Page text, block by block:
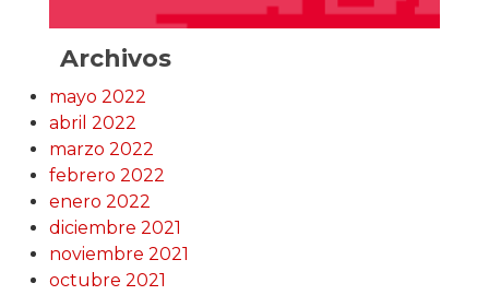
Archivos
mayo 2022
abril 2022
marzo 2022
febrero 2022
enero 2022
diciembre 2021
noviembre 2021
octubre 2021